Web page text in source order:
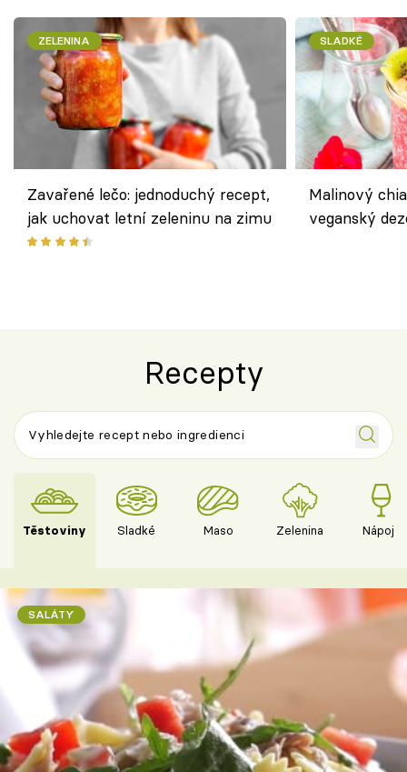
ZELENINA
Zavařené lečo: jednoduchý recept,
jak uchovat letní zeleninu na zimu
SLADKÉ
Malinový
veganský
Recepty
Těstoviny Sladké Maso Zelenina Nápoje
SALÁTY